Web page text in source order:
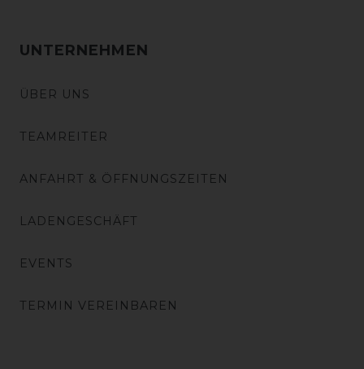
UNTERNEHMEN
ÜBER UNS
TEAMREITER
ANFAHRT & ÖFFNUNGSZEITEN
LADENGESCHÄFT
EVENTS
TERMIN VEREINBAREN